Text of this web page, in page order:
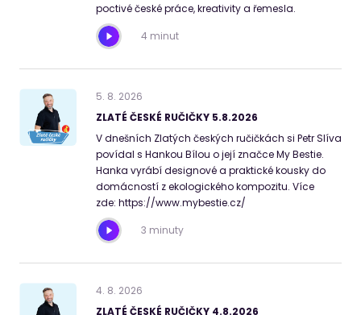
poctivé české práce, kreativity a řemesla.
4 minut
5. 8. 2026
ZLATÉ ČESKÉ RUČIČKY 5.8.2026
V dnešních Zlatých českých ručičkách si Petr Slíva
povídal s Hankou Bílou o její značce My Bestie.
Hanka vyrábí designové a praktické kousky do
domácností z ekologického kompozitu. Více
zde: https://www.mybestie.cz/
3 minuty
4. 8. 2026
ZLATÉ ČESKÉ RUČIČKY 4.8.2026